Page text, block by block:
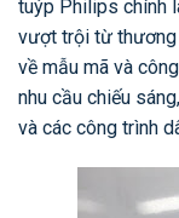
tuýp Philips chính
vượt trội từ thương
về mẫu mã và
nhu cầu chiếu
và các công trình